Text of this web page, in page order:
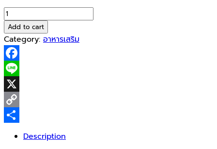
Nutroplex
Oligo
Plus
60ml
quantity
Add to cart
Category: อาหารเสริม
Facebook
Line
X
Copy
ShareDescription